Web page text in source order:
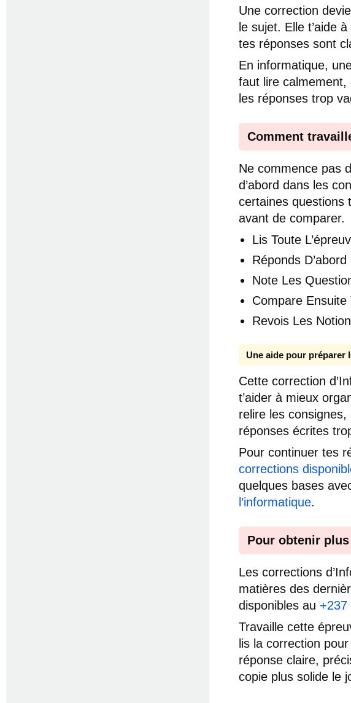
Une correction
le sujet. Elle t’aide
tes réponses sont
En informatique,
faut lire calmement,
les réponses trop
Comment
Ne commence pas
d’abord dans les
certaines questions
avant de comparer.
Lis Toute
Réponds
Note Les
Compare Ensuite
Revois Les
Une aide pour préparer
Cette correction
t’aider à mieux
relire les
réponses écrites
Pour continuer tes
corrections
quelques bases
l’informatique.
Pour obtenir
Les corrections
matières des
disponibles au +237
Travaille cette
lis la correction
réponse claire,
copie plus solide le